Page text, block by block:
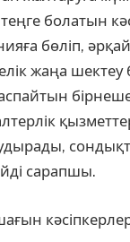
болатын
бөліп,
жаңа шектеу
сарапшы.